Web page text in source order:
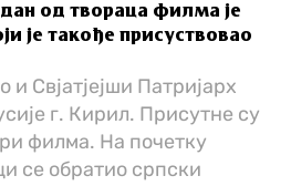
од твораца филма је
је такође присуствовао
и Свјатјејши Патријарх
г. Кирил. Присутне су
филма. На почетку
се обратио српски